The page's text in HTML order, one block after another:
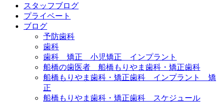
スタッフブログ
プライベート
ブログ
予防歯科
歯科
歯科 矯正 小児矯正 インプラント
船橋の歯医者 船橋もりやま歯科・矯正歯科
船橋もりやま歯科・矯正歯科 インプラント 矯
正
船橋もりやま歯科・矯正歯科 スケジュール